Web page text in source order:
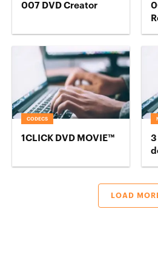
007 DVD Creator
CODECS
1CLICK DVD MOVIE™
3
LOAD